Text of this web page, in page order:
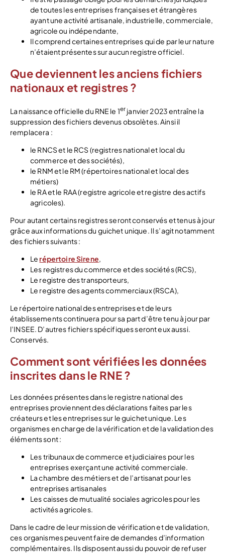
de toutes les entreprises françaises et étrangères
ayant une activité artisanale, industrielle, commerciale,
agricole ou indépendante,
Il comprend certaines entreprises qui de par leur nature
n’étaient présentes sur aucun registre officiel.
Que deviennent les anciens fichiers
nationaux et registres ?
La naissance officielle du RNE le 1er janvier 2023 entraîne la
suppression des fichiers devenus obsolètes. Ainsi il
remplacera :
le RNCS et le RCS (registres national et local du
commerce et des sociétés),
le RNM et le RM (répertoires national et local des
métiers)
le RA et le RAA (registre agricole et registre des actifs
agricoles).
Pour autant certains registres seront conservés et tenus à jour
grâce aux informations du guichet unique. Il s’agit notamment
des fichiers suivants :
Lerépertoire Sirene,
Les registres du commerce et des sociétés (RCS),
Le registre des transporteurs,
Le registre des agents commerciaux (RSCA),
Le répertoire national des entreprises et de leurs
établissements continuera pour sa part d’être tenu à jour par
l’INSEE. D’autres fichiers spécifiques seront eux aussi.
Conservés.
Comment sont vérifiées les données
inscrites dans le RNE ?
Les données présentes dans le registre national des
entreprises proviennent des déclarations faites par les
créateurs et les entreprises sur le guichet unique. Les
organismes en charge de la vérification et de la validation des
éléments sont :
Les tribunaux de commerce et judiciaires pour les
entreprises exerçant une activité commerciale.
La chambre des métiers et de l’artisanat pour les
entreprises artisanales
Les caisses de mutualité sociales agricoles pour les
activités agricoles.
Dans le cadre de leur mission de vérification et de validation,
ces organismes peuvent faire de demandes d’information
complémentaires. Ils disposent aussi du pouvoir de refuser